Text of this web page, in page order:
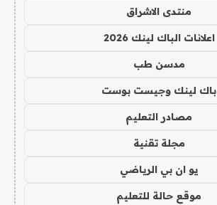
منتدى الاشراق
اعلانات الباك لينك 2026
مدسن طب
باك لينك وجيست بوست
مصادر التعليم
مجلة تقنية
يو ان بي الرياضي
موقع حالة للتعليم